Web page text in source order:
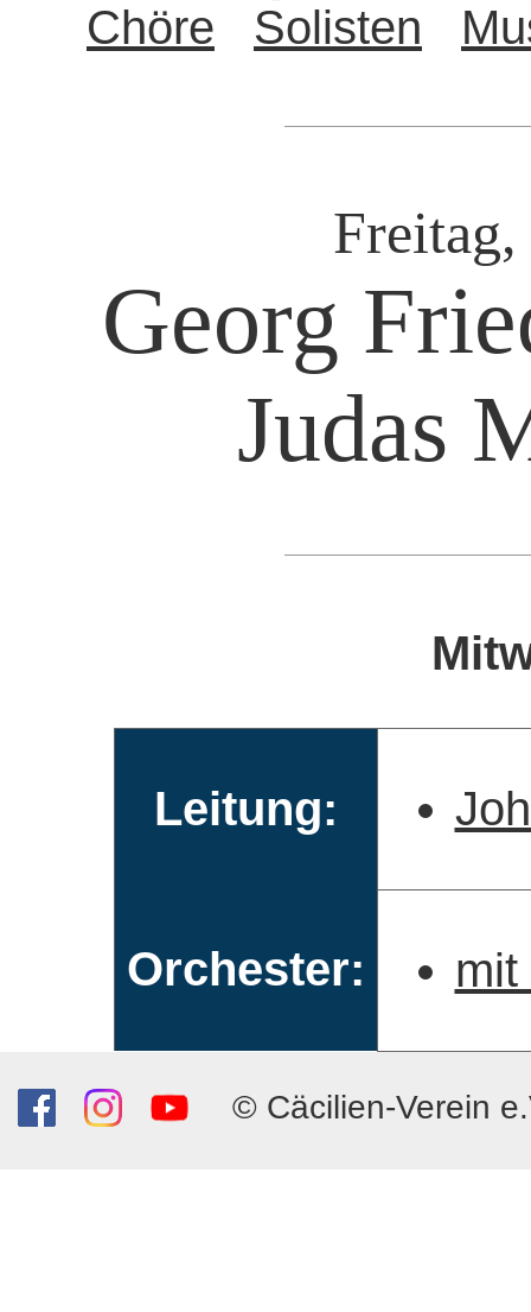
Chöre
Solisten
Georg
Judas
Leitung:
Orchester: mit
© Cäcilien-Verein